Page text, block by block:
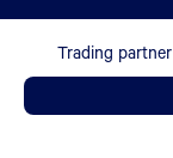
Trading